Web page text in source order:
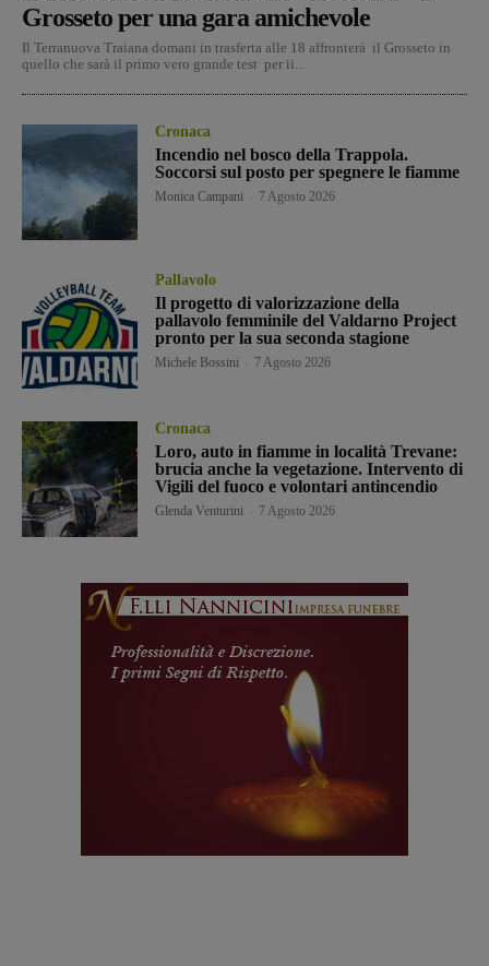
Grosseto per una gara amichevole
Il Terranuova Traiana domani in trasferta alle 18 affronterà il Grosseto in
quello che sarà il primo vero grande test per ii...
Cronaca
Incendio nel bosco della Trappola.
Soccorsi sul posto per spegnere le fiamme
Monica Campani 7 Agosto 2026
Pallavolo
Il progetto di valorizzazione della
pallavolo femminile del Valdarno Project
pronto per la sua seconda stagione
Michele Bossini 7 Agosto 2026
Cronaca
Loro, auto in fiamme in località Trevane:
brucia anche la vegetazione. Intervento di
Vigili del fuoco e volontari antincendio
Glenda Venturini 7 Agosto 2026